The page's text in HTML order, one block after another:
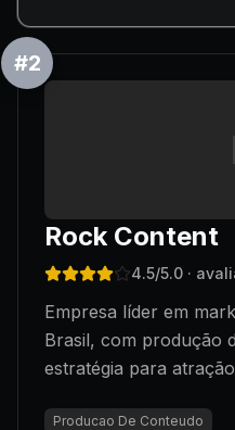
#2
Rock Content
4.5/5.0 ·
Empresa líder em
Brasil, com produção
estratégia para
Producao De Conteudo